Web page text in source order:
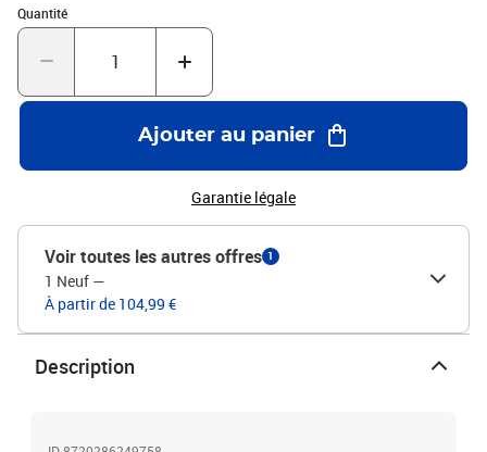
l'achat.Couleur : noirMatériau : 100 % PEHD (polyéthylène haute
densité)Densité : 195 g/m²Dimensions : 1,5 x 50 m (l x
L)Perméable au vent et à l'eau PEHD résistant à la moisissure et
plié en deux
Quantité
Quantité : 1
Ajouter au panier
Garantie légale
Voir toutes les autres offres 1
1 Neuf —
À partir de 104,99 €
Description